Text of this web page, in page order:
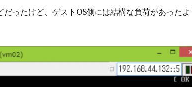
ったけど、ゲストOS側には結構な負荷があった